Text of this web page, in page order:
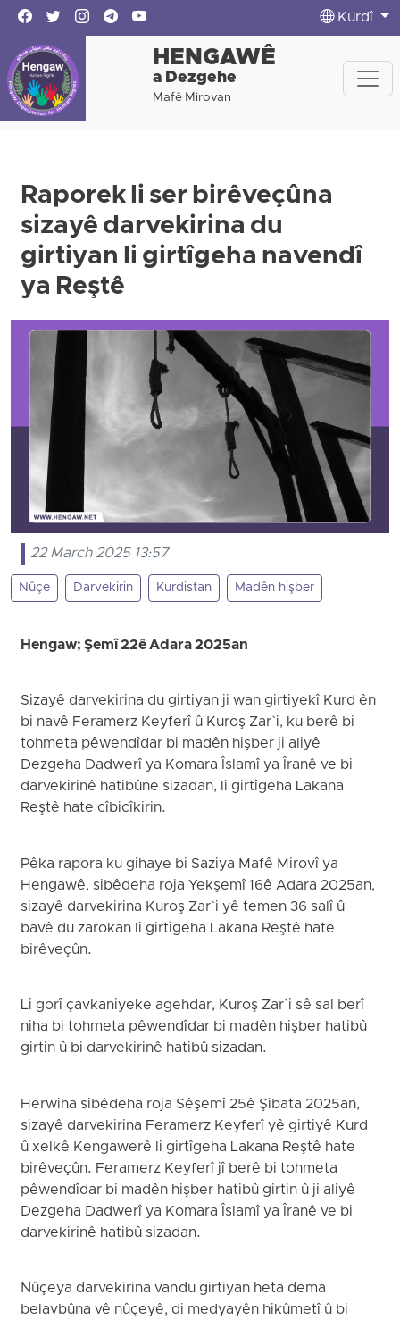
Kurdî
HENGAWÊ
a Dezgehe
Mafê Mirovan
Raporek li ser birêveçûna
sizayê darvekirina du
girtiyan li girtîgeha navendî
ya Reştê
22 March 2025 13:57
Nûçe Darvekirin Kurdistan Madên hişber
Hengaw; Şemî 22ê Adara 2025an
Sizayê darvekirina du girtiyan ji wan girtiyekî Kurd ên
bi navê Feramerz Keyferî û Kuroş Zar`i, ku berê bi
tohmeta pêwendîdar bi madên hişber ji aliyê
Dezgeha Dadwerî ya Komara Îslamî ya Îranê ve bi
darvekirinê hatibûne sizadan, li girtîgeha Lakana
Reştê hate cîbicîkirin.
Pêka rapora ku gihaye bi Saziya Mafê Mirovî ya
Hengawê, sibêdeha roja Yekşemî 16ê Adara 2025an,
sizayê darvekirina Kuroş Zar`i yê temen 36 salî û
bavê du zarokan li girtîgeha Lakana Reştê hate
birêveçûn.
Li gorî çavkaniyeke agehdar, Kuroş Zar`i sê sal berî
niha bi tohmeta pêwendîdar bi madên hişber hatibû
girtin û bi darvekirinê hatibû sizadan.
Herwiha sibêdeha roja Sêşemî 25ê Şibata 2025an,
sizayê darvekirina Feramerz Keyferî yê girtiyê Kurd
û xelkê Kengawerê li girtîgeha Lakana Reştê hate
birêveçûn. Feramerz Keyferî jî berê bi tohmeta
pêwendîdar bi madên hişber hatibû girtin û ji aliyê
Dezgeha Dadwerî ya Komara Îslamî ya Îranê ve bi
darvekirinê hatibû sizadan.
Nûçeya darvekirina van du girtiyan heta dema
belavbûna vê nûçeyê, di medyayên hikûmetî û bi